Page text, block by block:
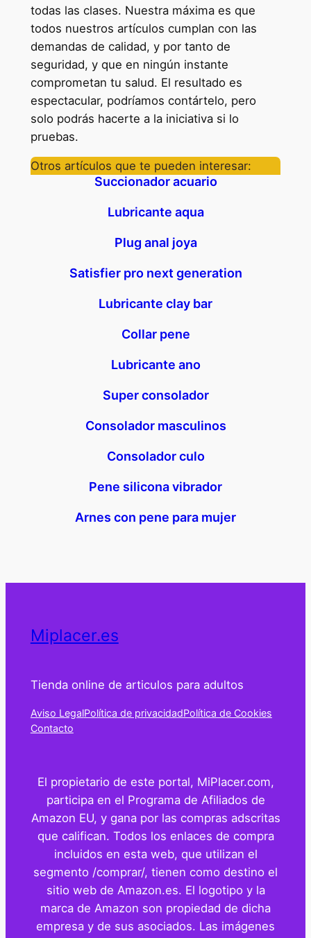
todas las clases. Nuestra máxima es que
todos nuestros artículos cumplan con las
demandas de calidad, y por tanto de
seguridad, y que en ningún instante
comprometan tu salud. El resultado es
espectacular, podríamos contártelo, pero
solo podrás hacerte a la iniciativa si lo
pruebas.
Otros artículos que te pueden interesar:
Succionador acuario
Lubricante aqua
Plug anal joya
Satisfier pro next generation
Lubricante clay bar
Collar pene
Lubricante ano
Super consolador
Consolador masculinos
Consolador culo
Pene silicona vibrador
Arnes con pene para mujer
Miplacer.es
Tienda online de articulos para adultos
Aviso LegalPolítica de privacidadPolítica de Cookies
Contacto
El propietario de este portal, MiPlacer.com,
participa en el Programa de Afiliados de
Amazon EU, y gana por las compras adscritas
que califican. Todos los enlaces de compra
incluidos en esta web, que utilizan el
segmento /comprar/, tienen como destino el
sitio web de Amazon.es. El logotipo y la
marca de Amazon son propiedad de dicha
empresa y de sus asociados. Las imágenes